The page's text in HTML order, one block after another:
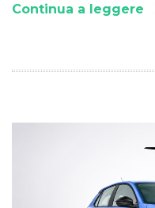
Continua a leggere